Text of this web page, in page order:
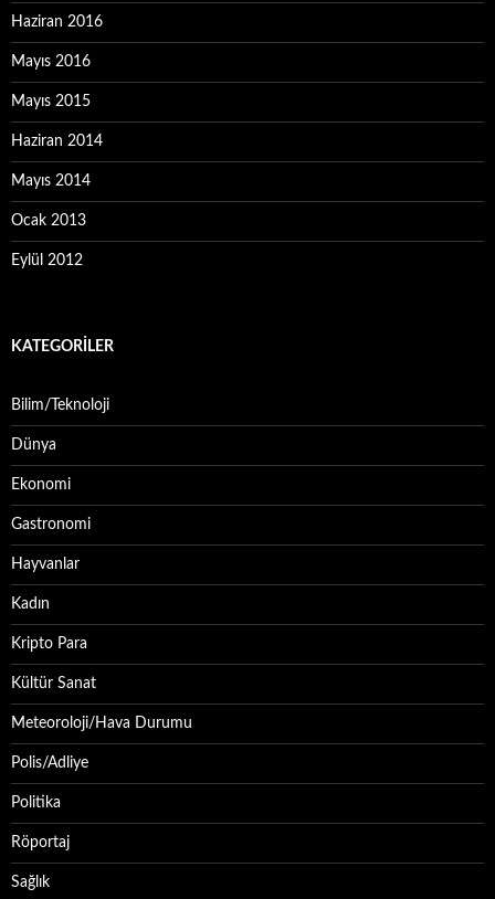
Haziran 2016
Mayıs 2016
Mayıs 2015
Haziran 2014
Mayıs 2014
Ocak 2013
Eylül 2012
KATEGORILER
Bilim/Teknoloji
Dünya
Ekonomi
Gastronomi
Hayvanlar
Kadın
Kripto Para
Kültür Sanat
Meteoroloji/Hava Durumu
Polis/Adliye
Politika
Röportaj
Sağlık